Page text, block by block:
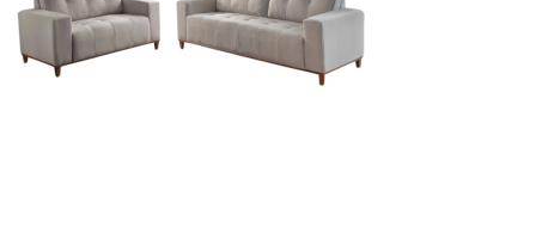
Móveis